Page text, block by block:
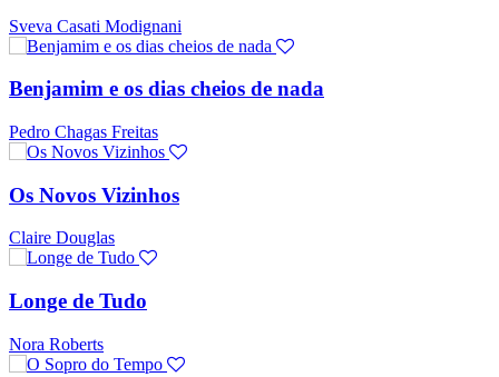
Sveva Casati Modignani
Benjamim e os dias cheios de nada
Pedro Chagas Freitas
Os Novos Vizinhos
Claire Douglas
Longe de Tudo
Nora Roberts